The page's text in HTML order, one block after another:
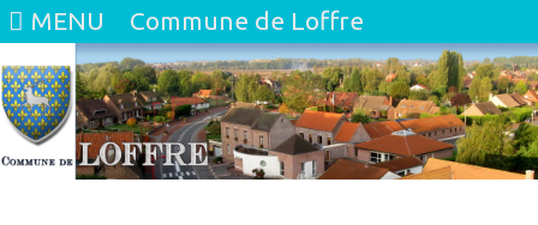
MENU Commune de Loffre